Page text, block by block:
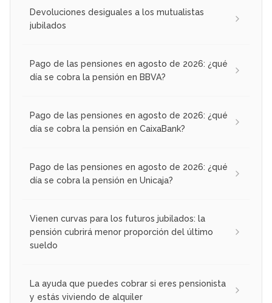
Devoluciones desiguales a los mutualistas
jubilados
Pago de las pensiones en agosto de 2026: ¿qué
día se cobra la pensión en BBVA?
Pago de las pensiones en agosto de 2026: ¿qué
día se cobra la pensión en CaixaBank?
Pago de las pensiones en agosto de 2026: ¿qué
día se cobra la pensión en Unicaja?
Vienen curvas para los futuros jubilados: la
pensión cubrirá menor proporción del último
sueldo
La ayuda que puedes cobrar si eres pensionista
y estás viviendo de alquiler